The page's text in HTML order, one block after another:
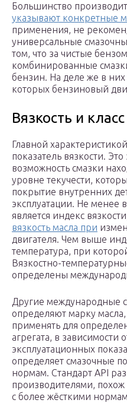
Большинство
указывают конкретные
применения, не
универсальные
том, что за чистые
комбинированные
бензин. На деле же в них
которых бензиновый
Вязкость и класс
Главной
показатель вязкости.
возможность смазки
уровне текучести,
покрытие внутренних
эксплуатации. Не менее
является индекс
вязкость масла при
двигателя. Чем выше
температура, при
Вязкостно-
определены
Другие международные
определяют марку
применять для
агрегата, в зависимости
эксплуатационных
определяет смазочные
нормам. Стандарт API
производителями,
с более жёсткими